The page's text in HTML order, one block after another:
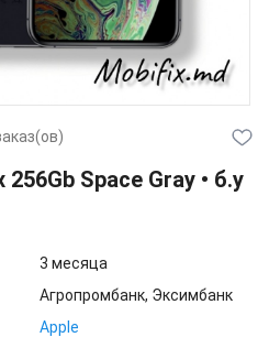
Space Gray • б.у
3 месяца
Агропромбанк, Эксимбанк
Apple